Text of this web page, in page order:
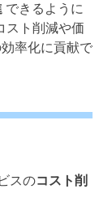
できるように
スト削減や価
率化に貢献で
スのコスト削